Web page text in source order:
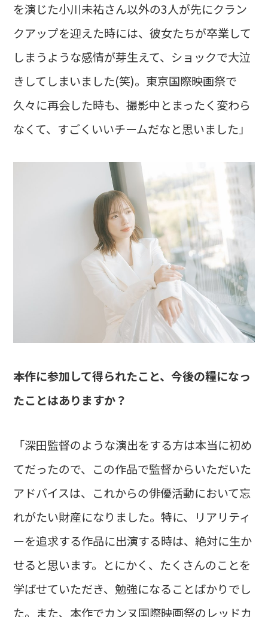
を演じた小川未祐さん以外の3人が先にクラン
クアップを迎えた時には、彼女たちが卒業して
しまうような感情が芽生えて、ショックで大泣
きしてしまいました(笑)。東京国際映画祭で
久々に再会した時も、撮影中とまったく変わら
なくて、すごくいいチームだなと思いました」
――本作に参加して得られたこと、今後の糧になっ
たことはありますか？
「深田監督のような演出をする方は本当に初め
てだったので、この作品で監督からいただいた
アドバイスは、これからの俳優活動において忘
れがたい財産になりました。特に、リアリティ
ーを追求する作品に出演する時は、絶対に生か
せると思います。とにかく、たくさんのことを
学ばせていただき、勉強になることばかりでし
た。また、本作でカンヌ国際映画祭のレッドカ